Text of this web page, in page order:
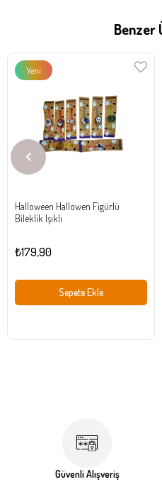
Benzer
Halloween Hallowen Figürlü
Bileklik Işıklı
₺179,90
Sepete Ekle
Yeni
Güvenli Alışveriş